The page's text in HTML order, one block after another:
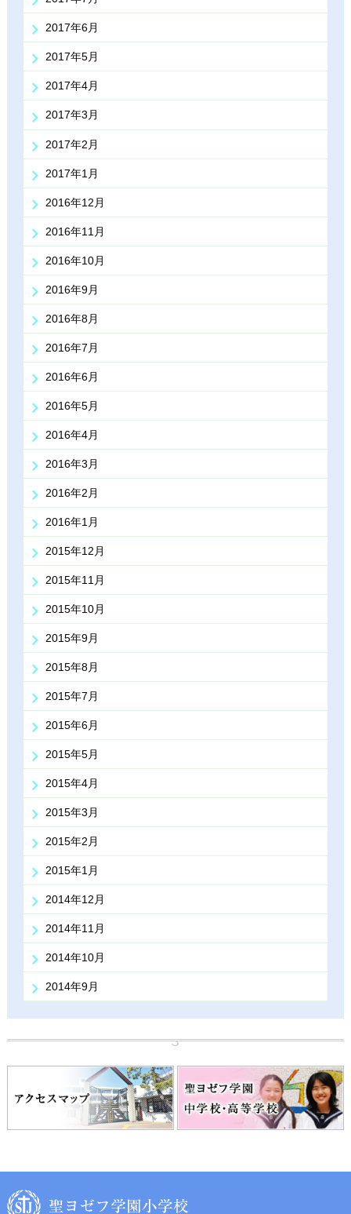
2017年6月
2017年5月
2017年4月
2017年3月
2017年2月
2017年1月
2016年12月
2016年11月
2016年10月
2016年9月
2016年8月
2016年7月
2016年6月
2016年5月
2016年4月
2016年3月
2016年2月
2016年1月
2015年12月
2015年11月
2015年10月
2015年9月
2015年8月
2015年7月
2015年6月
2015年5月
2015年4月
2015年3月
2015年2月
2015年1月
2014年12月
2014年11月
2014年10月
2014年9月